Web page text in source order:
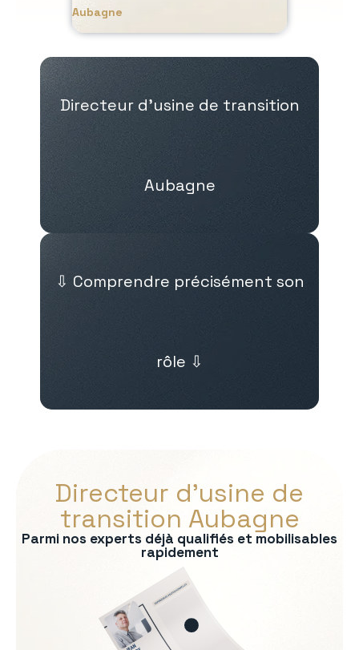
Aubagne
Directeur d’usine de transition
Aubagne
⇩ Comprendre précisément son
rôle ⇩
Directeur d’usine de
transition Aubagne
Parmi nos experts déjà qualifiés et mobilisables
rapidement